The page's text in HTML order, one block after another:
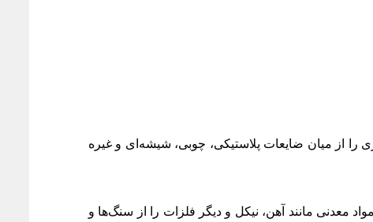
را از میان ضایعات پلاستیکی، چوبی، شیشه‌ای و غیره
معدنی مانند آهن، نیکل و دیگر فلزات را از سنگ‌ها و